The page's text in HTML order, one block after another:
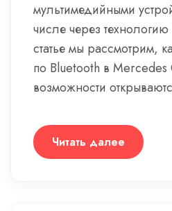
мультимедийными
числе через
статье мы рассмотрим,
по Bluetooth в Mercedes
возможности
Читать далее